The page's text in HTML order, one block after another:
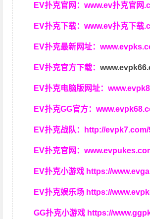
EV扑克官网：www.ev扑克官网
EV扑克下载：www.ev扑克下载
EV扑克最新网址：
EV扑克官方下载：
EV扑克电脑版网址：
EV扑克GG官方：
EV扑克战队： http://evpk7.com/
EV扑克官网：
EV扑克小游戏 https://
EV扑克娱乐场 https://
GG扑克小游戏 https://